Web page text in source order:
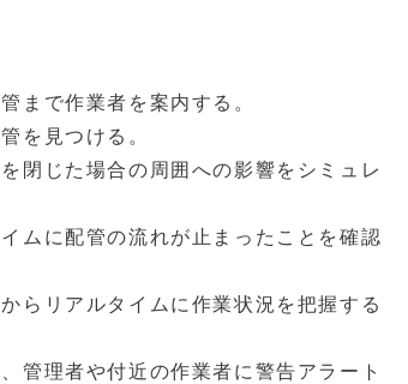
まで作業者を案内する。
を見つける。
閉じた場合の周囲への影響をシミュレ
ムに配管の流れが止まったことを確認
らリアルタイムに作業状況を把握する
管理者や付近の作業者に警告アラート